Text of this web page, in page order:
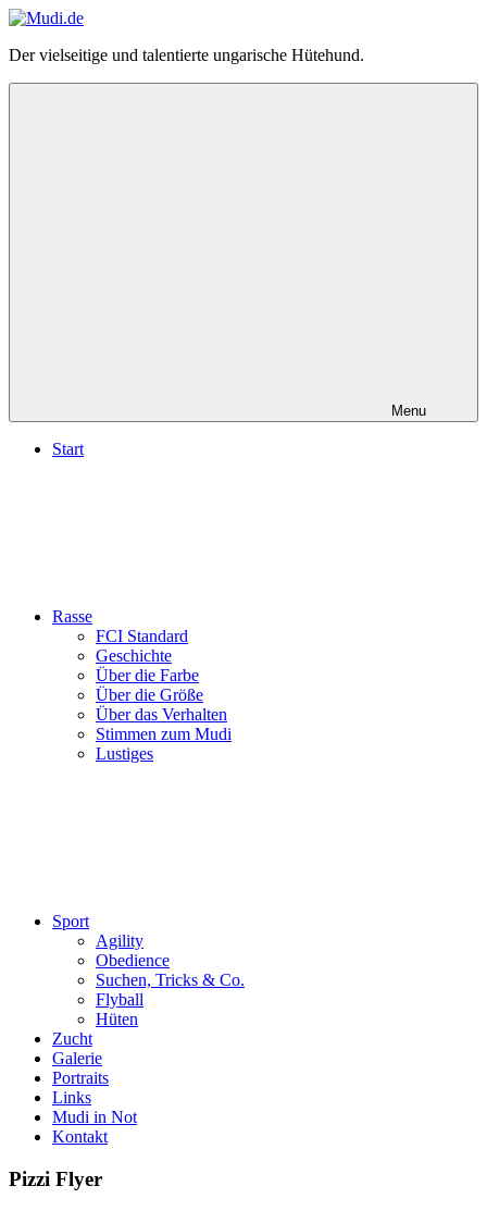
Zum
springen
Mudi.de
Der vielseitige und talentierte ungarische Hütehund.
Menu
Start
Rasse
FCI Standard
Geschichte
Über die Farbe
Über die Größe
Über das Verhalten
Stimmen zum Mudi
Lustiges
Sport
Agility
Obedience
Suchen, Tricks & Co.
Flyball
Hüten
Zucht
Galerie
Portraits
Links
Mudi in Not
Kontakt
Pizzi Flyer